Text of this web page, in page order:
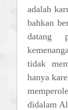
adalah
bahkan
datang
tidak
hanya
didalam